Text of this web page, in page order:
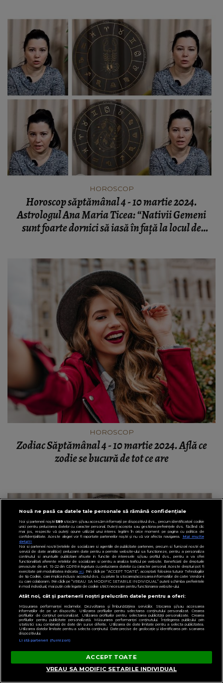
HOROSCOP
Horoscop săptămânal 4 - 10 martie 2024.
Astrologul Ana Maria Ticea: “Nativii Gemeni
sunt foarte dornici să iasă în față la locul de
HOROSCOP
Zodiac Săptămânal 4 - 10 martie 2024. Află ce
zodie se bucură de tot ce are
HOROSCOP
Horoscop săptămânal 26 februarie – 3 martie
Nouă ne pasă ca datele tale personale să rămână confidențiale
Noi și partenerii noștri589stocăm și/sau accesăm informații pe dispozitivul dvs., precum identificatorii cookie
unici pentru prelucrarea datelor cu caracter personal. Puteți accepta sau gestiona preferințele dvs. făcând clic
mai jos, respectiv vă puteți opune utilizării unui interes legitim în orice moment pe pagina cu politica de
confidențialitate. Aceste alegeri vor fi raportate partenerilor noștri și nu vă vor afecta navigarea.
Mai multe
detalii
Noi si partenerii nostri (retelele de socializare si agentiile de publicitate partenere, precum si furnizorii nostri de
servicii de date analitice) prelucram date pentru a permite website-ului sa functioneze, pentru a personaliza
continutul si anunturile publicitare afisate in functie de interesele si/sau profilul dvs., pentru a va oferi
functionalitati aferente retelelor de socializare si pentru a analiza traficul pe website. Beneficiati de drepturile
prevazute de art. 15-22 din GDPR in legatura cu prelucrarea datelor cu caracter personal. Aceste drepturi pot fi
exercitate prin modalitatea indicataaici. Prin click pe “ACCEPT TOATE”, acceptati folosirea tuturor Tehnologiilor
de tip Cookie, care implica inclusiv acceptul dvs. cu privire la stocarea/accesarea informatiilor de catre Vendor-ii
cu care colaboram. Prin click pe “VREAU SA MODIFIC SETARILE INDIVIDUAL” puteti schimba preferintele
in mod individual, mai putin cele legate de cookie strict necesare pentru functionarea website-ului.
Atât noi, cât și partenerii noștri prelucrăm datele pentru a oferi:
Măsurarea performanței reclamelor. Dezvoltarea și îmbunătățirea serviciilor. Stocarea și/sau accesarea
informațiilor de pe un dispozitiv. Utilizarea profilurilor pentru selectarea conținutului personalizat. Crearea
profilurilor de conținut personalizat. Utilizarea profilurilor pentru selectarea publicității personalizate. Crearea
profilurilor pentru publicitate personalizată. Măsurarea performanței conținutului. Înțelegerea publicului prin
statistici sau combinații de date din surse diferite. Utilizarea de date limitate pentru a selecta publicitatea.
Utilizarea datelor limitate pentru a selecta conținutul. Date precise de geolocație și identificarea prin scanarea
dispozitivului.
Listă parteneri (furnizori)
ACCEPT TOATE
VREAU SA MODIFIC SETARILE INDIVIDUAL